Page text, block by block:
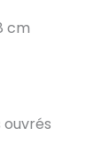
cm
ouvrés